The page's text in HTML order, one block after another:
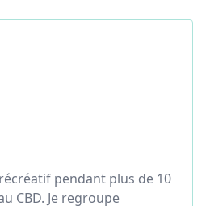
pendant plus de 10
CBD. Je regroupe